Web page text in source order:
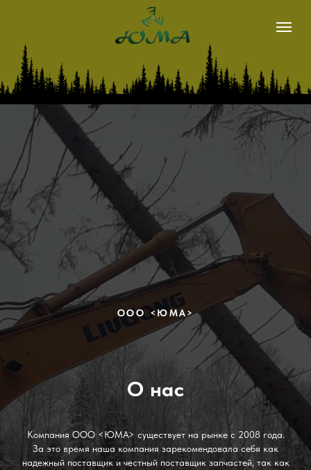
о нас
наши контакты
METSIS
LOGSET
ООО <ЮМА>
О нас
Компания ООО <ЮМА> существует на рынке с 2008 года.
За это время наша компания зарекомендовала себя как
надежный поставщик и честный поставщик запчастей, так как